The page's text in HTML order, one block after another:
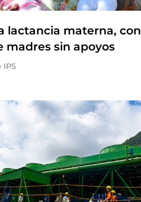
lactancia materna, con
madres sin apoyos
IPS